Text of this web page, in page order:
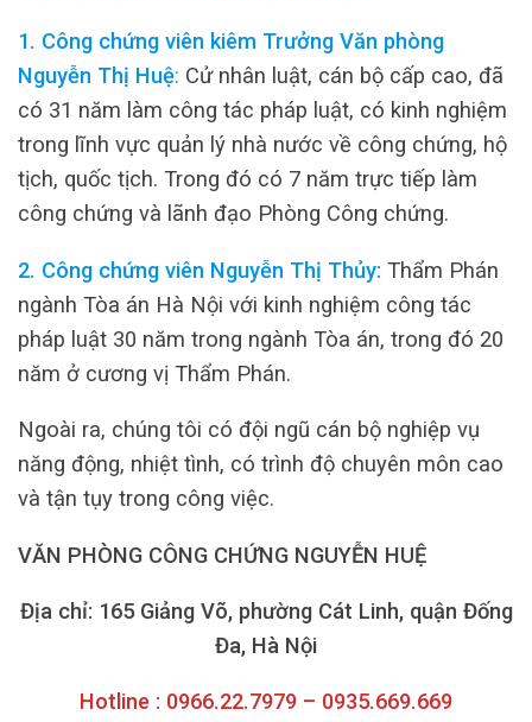
1. Công chứng viên kiêm Trưởng Văn phòng
Nguyễn Thị Huệ: Cử nhân luật, cán bộ cấp cao, đã
có 31 năm làm công tác pháp luật, có kinh nghiệm
trong lĩnh vực quản lý nhà nước về công chứng, hộ
tịch, quốc tịch. Trong đó có 7 năm trực tiếp làm
công chứng và lãnh đạo Phòng Công chứng.
2. Công chứng viên Nguyễn Thị Thủy: Thẩm Phán
ngành Tòa án Hà Nội với kinh nghiệm công tác
pháp luật 30 năm trong ngành Tòa án, trong đó 20
năm ở cương vị Thẩm Phán.
Ngoài ra, chúng tôi có đội ngũ cán bộ nghiệp vụ
năng động, nhiệt tình, có trình độ chuyên môn cao
và tận tụy trong công việc.
VĂN PHÒNG CÔNG CHỨNG NGUYỄN HUỆ
Địa chỉ: 165 Giảng Võ, phường Cát Linh, quận Đống
Đa, Hà Nội
Hotline : 0966.22.7979 – 0935.669.669